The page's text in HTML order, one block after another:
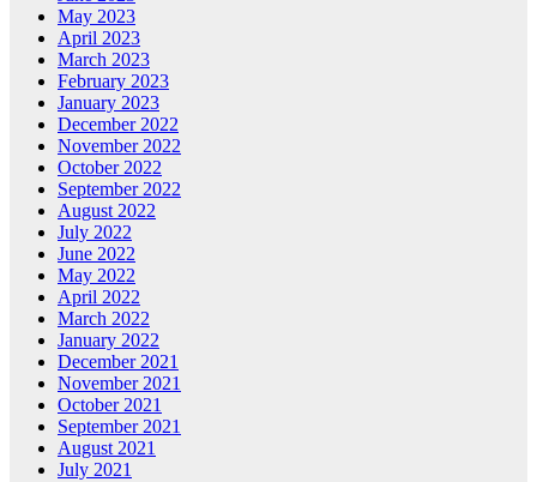
May 2023
April 2023
March 2023
February 2023
January 2023
December 2022
November 2022
October 2022
September 2022
August 2022
July 2022
June 2022
May 2022
April 2022
March 2022
January 2022
December 2021
November 2021
October 2021
September 2021
August 2021
July 2021